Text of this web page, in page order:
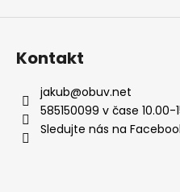
Kontakt
jakub@obuv.net
585150099 v čase 10.00-
Sledujte nás na